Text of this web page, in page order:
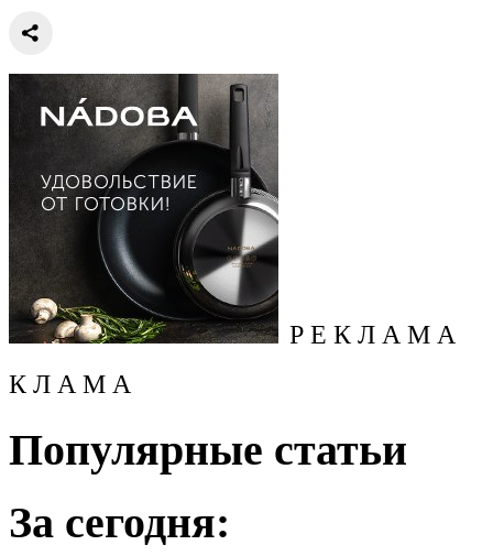
Р Е К Л А М А
К Л А М А
Популярные статьи
За сегодня: